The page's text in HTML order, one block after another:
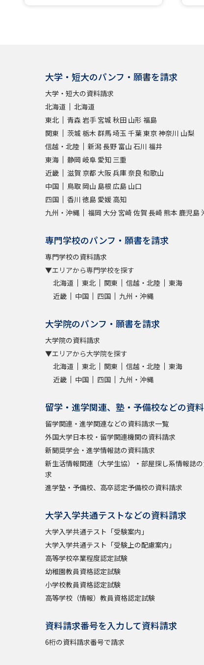
大学・短大のパンフ・願書を請求
大学・短大の資料請求
北海道
北海道
東北
青森 岩手 宮城 秋田 山形 福島
関東
茨城 栃木 群馬埼玉 千葉東京神奈川 山梨
信越・北陸
新潟長野 富山 石川 福井
東海
静岡 岐阜 愛知 三重
近畿
滋賀 京都 大阪兵庫奈良 和歌山
中国
鳥取 岡山 島根 広島 山口
四国
香川 徳島 愛媛 高知
九州・沖縄
福岡 大分 宮崎 佐賀 長崎 熊本 鹿児島
専門学校のパンフ・願書を請求
専門学校の資料請求
▼エリアから専門学校を探す
北海道
東北 関東 信越・北陸
東海
近畿
中国 四国 九州・沖縄
大学院のパンフ・願書を請求
大学院の資料請求
▼エリアから大学院を探す
北海道
東北 関東 信越・北陸
東海
近畿
中国 四国 九州・沖縄
留学・進学関連、塾・予備校などの資
留学関連・進学関連などの資料請求一覧
外国大学日本校・留学関連機関の資料請求
新聞奨学会・進学情報誌の資料請求
新生活情報関連（大学生協）・部屋探し系情報誌
求
進学塾・予備校、高卒認定予備校の資料請求
大学入学共通テストなどの資料請求
大学入学共通テスト「受験案内」
大学入学共通テスト「受験上の配慮案内」
高等学校卒業程度認定試験
幼稚園教員資格認定試験
小学校教員資格認定試験
高等学校（情報）教員資格認定試験
資料請求番号を入力して資料請求
6桁の資料請求番号で請求